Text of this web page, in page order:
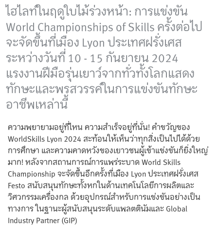
ไฮไลท์ในฤดูใบไม้ร่วงหน้า: การแข่งขัน
World Championships of Skills ครั้งต่อไป
จะจัดขึ้นที่เมือง Lyon ประเทศฝรั่งเศส
ระหว่างวันที่ 10 - 15 กันยายน 2024
แรงงานฝีมือรุ่นเยาว์จากทั่วทั้งโลกแสดง
ทักษะและพรสวรรค์ในการแข่งขันทักษะ
อาชีพเหล่านี้
ความพยายามอยู่ที่ไหน ความสำเร็จอยู่ที่นั่น! คำขวัญของ
WorldSkills Lyon 2024 สะท้อนให้เห็นว่าทุกสิ่งเป็นไปได้ด้วย
การศึกษา และความคาดหวังของเยาวชนผู้เข้าแข่งขันก็ยิ่งใหญ่
มาก! หลังจากสถานการณ์การแพร่ระบาด World Skills
Championship จะจัดขึ้นอีกครั้งที่เมือง Lyon ประเทศฝรั่งเศส
Festo สนับสนุนทักษะทั้งหกในด้านเทคโนโลยีการผลิตและ
วิศวกรรมเครื่องกล ด้วยอุปกรณ์สำหรับการแข่งขันอย่างเป็น
ทางการ ในฐานะผู้สนับสนุนระดับแพลตตินัมและ Global
Industry Partner (GIP)